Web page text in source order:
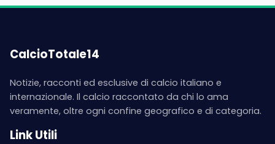
CalcioTotale14
Notizie, racconti ed esclusive di calcio italiano e
internazionale. Il calcio raccontato da chi lo ama
veramente, oltre ogni confine geografico e di categoria.
Link Utili